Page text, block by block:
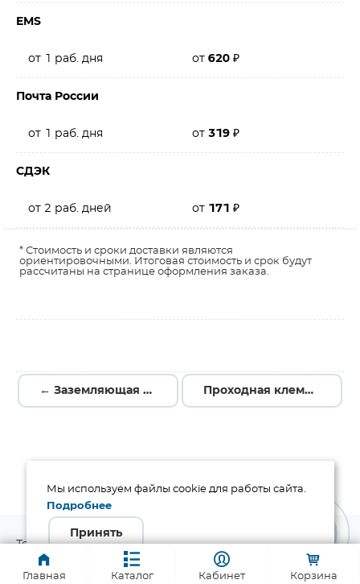
EMS
от 1 раб. дня от 620 ₽
Почта России
от 1 раб. дня от 319 ₽
СДЭК
от 2 раб. дней от 171 ₽
* Стоимость и сроки доставки являются
ориентировочными. Итоговая стоимость и срок будут
рассчитаны на странице оформления заказа.
← Заземляющая клемма JUT1-2.5PE Проходная клемма JUT1-2.5B-BE →
Главная Каталог Кабинет Корзина
Телефон:
8 800 1000-321
Мы используем файлы cookie для работы сайта.
Подробнее
Принять